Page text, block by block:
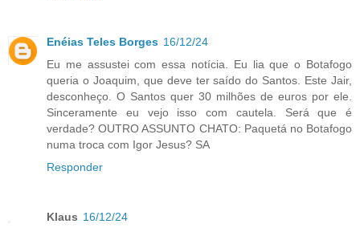
Enéias Teles Borges 16/12/24
Eu me assustei com essa notícia. Eu lia que o Botafogo
queria o Joaquim, que deve ter saído do Santos. Este Jair,
desconheço. O Santos quer 30 milhões de euros por ele.
Sinceramente eu vejo isso com cautela. Será que é
verdade? OUTRO ASSUNTO CHATO: Paquetá no Botafogo
numa troca com Igor Jesus? SA
Responder
Klaus 16/12/24